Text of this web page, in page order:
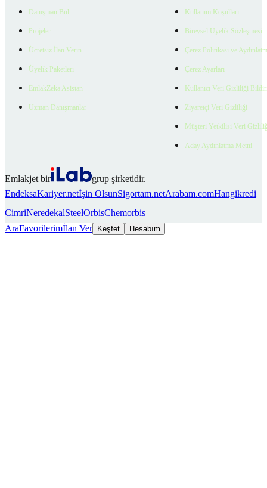
Danışman Bul
Projeler
Ücretsiz İlan Verin
Üyelik Paketleri
EmlakZeka Asistan
Uzman Danışmanlar
Kullanım Koşulları
Bireysel Üyelik Sözleşmesi
Çerez Politikası ve
Çerez Ayarları
Kullanıcı Veri Gizliliği
Ziyaretçi Veri Gizliliği
Müşteri Yetkilisi Veri
Aday Aydınlatma Metni
Emlakjet bir
grup şirketidir.
EndeksaKariyer.netİşin OlsunSigortam.netArabam.comHangikredi
CimriNeredekalSteelOrbisChemorbis
AraFavorilerimİlan Ver Keşfet Hesabım